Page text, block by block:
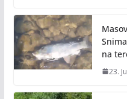
na
23.